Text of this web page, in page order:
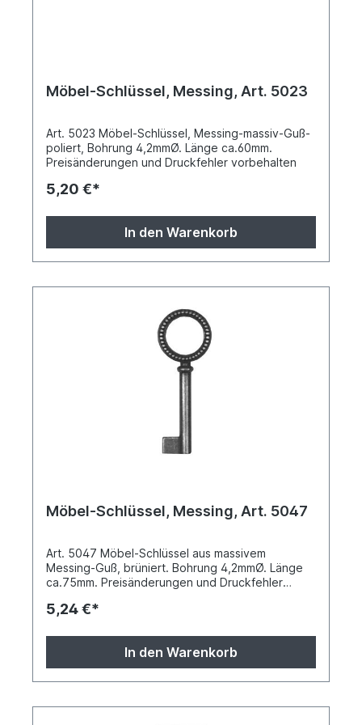
Möbel-Schlüssel, Messing, Art. 5023
Art. 5023 Möbel-Schlüssel, Messing-massiv-Guß-
poliert, Bohrung 4,2mmØ. Länge ca.60mm.
Preisänderungen und Druckfehler vorbehalten
5,20 €*
In den Warenkorb
Möbel-Schlüssel, Messing, Art. 5047
Art. 5047 Möbel-Schlüssel aus massivem
Messing-Guß, brüniert. Bohrung 4,2mmØ. Länge
ca.75mm. Preisänderungen und Druckfehler
5,24 €*
In den Warenkorb